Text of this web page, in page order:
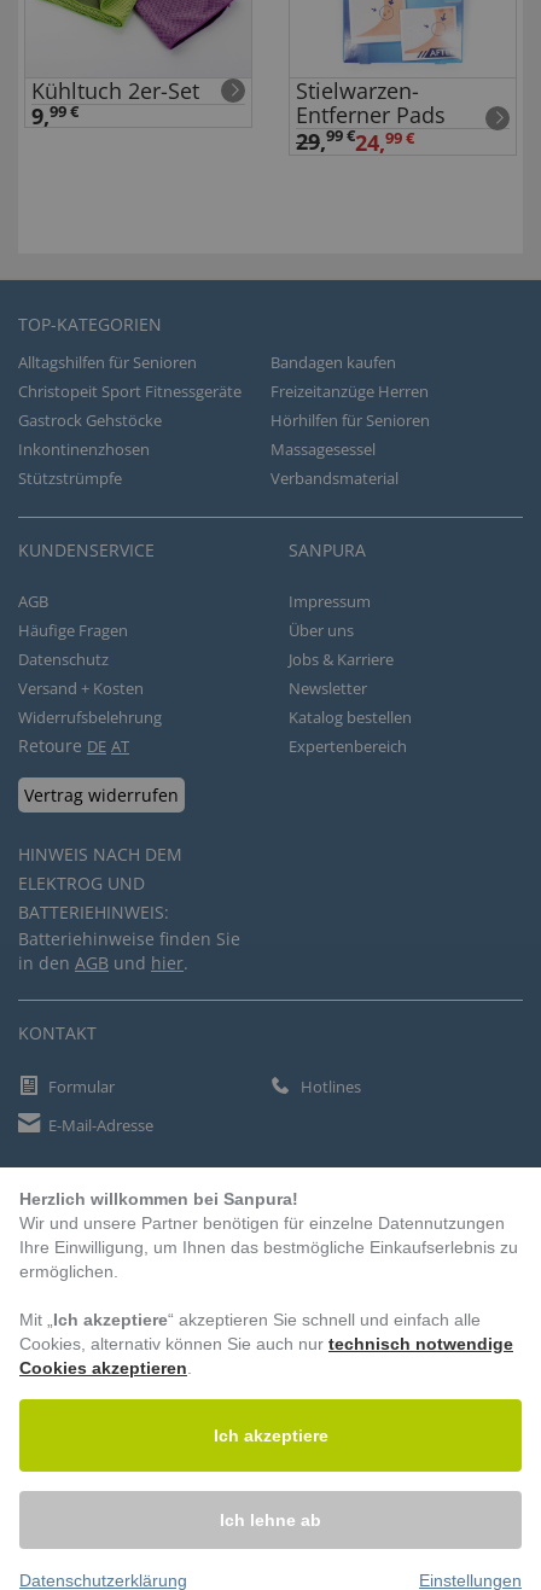
Kühltuch 2er-Set
9,99 €
Stielwarzen-
Entferner Pads
29,99 €24,99 €
TOP-KATEGORIEN
Alltagshilfen für Senioren
Bandagen kaufen
Christopeit Sport Fitnessgeräte
Freizeitanzüge Herren
Gastrock Gehstöcke
Hörhilfen für Senioren
Inkontinenzhosen
Massagesessel
Stützstrümpfe
Verbandsmaterial
KUNDENSERVICE
AGB
Häufige Fragen
Datenschutz
Versand + Kosten
Widerrufsbelehrung
Retoure DE AT
Vertrag widerrufen
HINWEIS NACH DEM
ELEKTROG UND
BATTERIEHINWEIS:
Batteriehinweise finden Sie
in den AGB und hier.
SANPURA
Impressum
Über uns
Jobs & Karriere
Newsletter
Katalog bestellen
Expertenbereich
KONTAKT
Formular
Hotlines
E-Mail-Adresse
ZAHLUNGSARTEN
Vorkasse
BESUCHEN SIE UNS
© 2026 – Sanpura. Alle Rechte vorbehalten.
Herzlich willkommen bei Sanpura!
Wir und unsere Partner benötigen für einzelne Datennutzungen
Ihre Einwilligung, um Ihnen das bestmögliche Einkaufserlebnis zu
ermöglichen.
Mit „ Ich akzeptiere“ akzeptieren Sie schnell und einfach alle
Cookies, alternativ können Sie auch nur technisch notwendige
Cookies akzeptieren
Ich akzeptiere
Ich lehne ab
Datenschutzerklärung Einstellungen